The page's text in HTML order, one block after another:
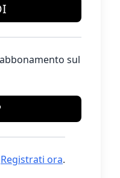
sul
Registrati ora.